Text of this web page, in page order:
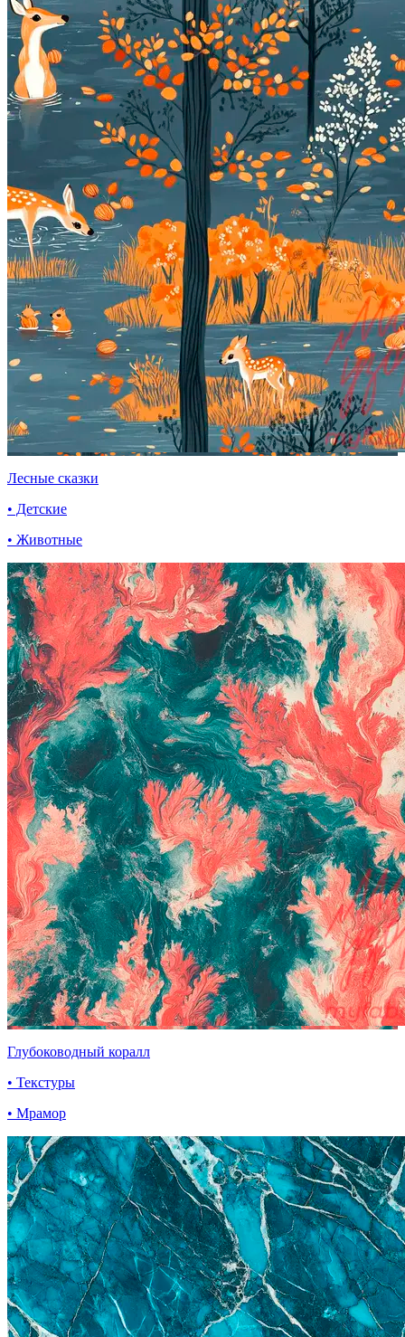
Лесные сказки
• Детские
• Животные
Глубоководный коралл
• Текстуры
• Мрамор